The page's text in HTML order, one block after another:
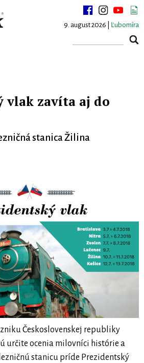
9. august 2026 | Ľubomíra
vlak zavíta aj do
stanica Žilina
Československej republiky
určite ocenia milovníci histórie a
stanicu príde Prezidentský